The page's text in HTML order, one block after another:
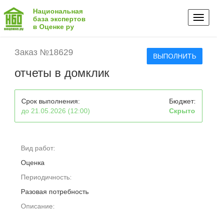
Национальная
база экспертов
в Оценке ру
Заказ №18629 ВЫПОЛНИТЬ
отчеты в домклик
Срок выполнения:
до 21.05.2026 (12:00)
Бюджет:
Скрыто
Вид работ:
Оценка
Периодичность:
Разовая потребность
Описание: